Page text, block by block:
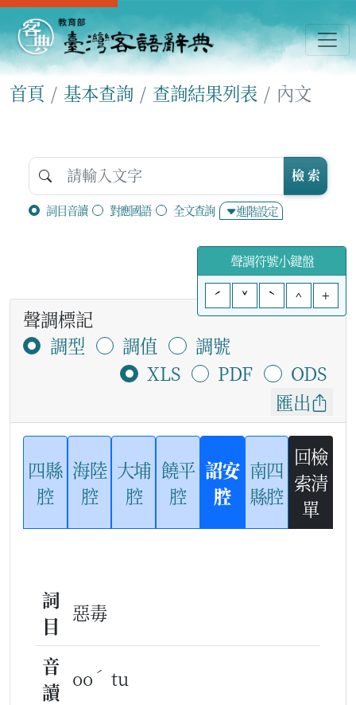
首頁 基本查詢 查詢結果列表 內文
詞目音讀 對應國語 全文查詢 進階設定
檢 索
聲調符號小鍵盤
ˊ
ˇ ˋ ^ +
聲調標記
調型
調值
調號
XLS
PDF
ODS
匯出
四縣
腔
海陸
腔
大埔
腔
饒平
腔
詔安
腔
南四
縣腔
回檢
索清
單
詞
目
惡毒
音
讀
oo ˊ tu